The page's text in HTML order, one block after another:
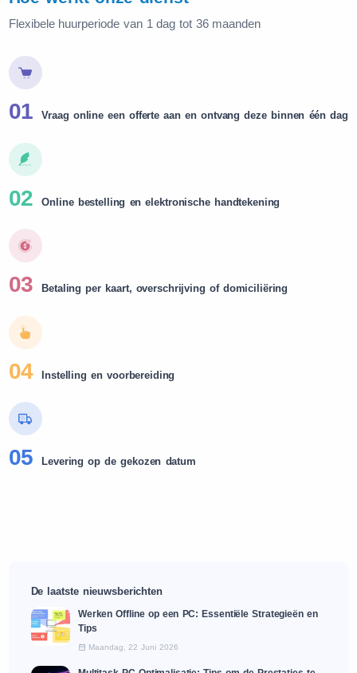
Flexibele huurperiode van 1 dag tot 36 maanden
01 Vraag online een offerte aan en ontvang deze binnen één dag
02 Online bestelling en elektronische handtekening
03 Betaling per kaart, overschrijving of domiciliëring
04 Instelling en voorbereiding
05 Levering op de gekozen datum
De laatste nieuwsberichten
Werken Offline op een PC: Essentiële Strategieën en
Tips
Maandag, 22 Juni 2026